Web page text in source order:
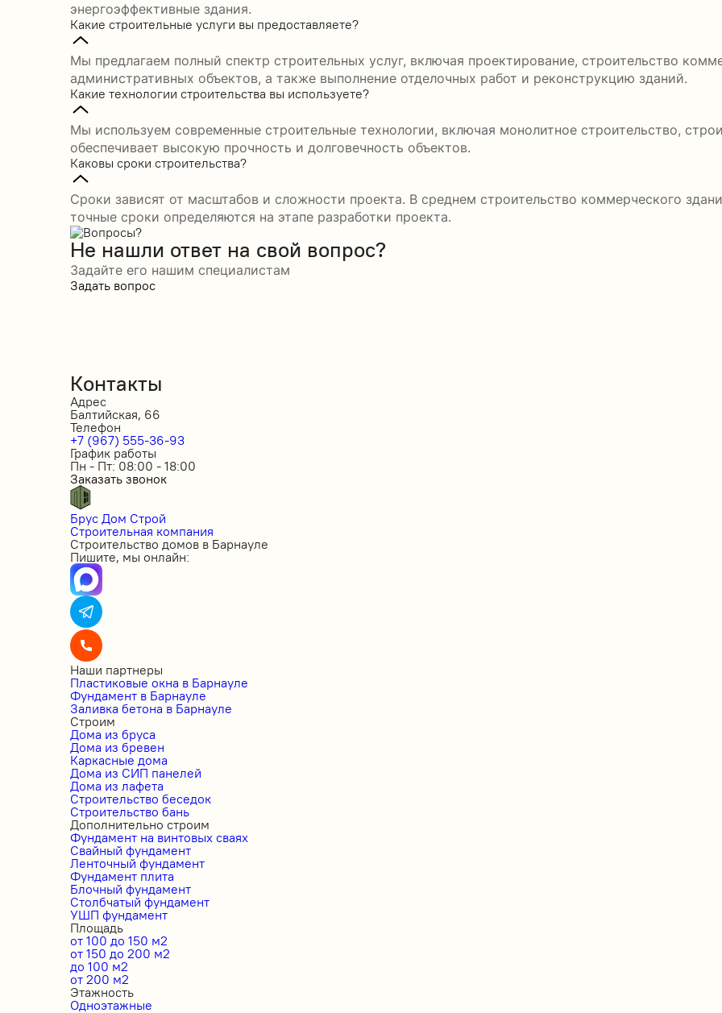
энергоэффективные здания.
Какие строительные услуги вы предоставляете?
Мы предлагаем полный спектр строительных услуг, включая проектирование, строительство
административных объектов, а также выполнение отделочных работ и реконструкцию зданий.
Какие технологии строительства вы используете?
Мы используем современные строительные технологии, включая монолитное строительство,
обеспечивает высокую прочность и долговечность объектов.
Каковы сроки строительства?
Сроки зависят от масштабов и сложности проекта. В среднем строительство коммерческого
точные сроки определяются на этапе разработки проекта.
Не нашли ответ на свой вопрос?
Задайте его нашим специалистам
Задать вопрос
Контакты
Адрес
Балтийская, 66
Телефон
+7 (967) 555-36-93
График работы
Пн - Пт: 08:00 - 18:00
Заказать звонок
Брус Дом Строй
Строительная компания
Строительство домов в Барнауле
Пишите, мы онлайн:
Наши партнеры
Пластиковые окна в Барнауле
Фундамент в Барнауле
Заливка бетона в Барнауле
Строим
Дома из бруса
Дома из бревен
Каркасные дома
Дома из СИП панелей
Дома из лафета
Строительство беседок
Строительство бань
Дополнительно строим
Фундамент на винтовых сваях
Свайный фундамент
Ленточный фундамент
Фундамент плита
Блочный фундамент
Столбчатый фундамент
УШП фундамент
Площадь
от 100 до 150 м2
от 150 до 200 м2
до 100 м2
от 200 м2
Этажность
Одноэтажные